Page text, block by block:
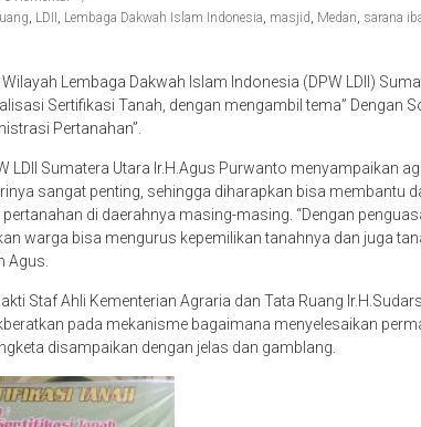
LDII Lembaga Dakwah Islam Indonesia masjid Medan sarana
Lembaga Dakwah Islam Indonesia (DPW LDII)
Sertifikasi Tanah, dengan mengambil tema” Dengan
Pertanahan”.
LDII Sumatera Utara Ir.H.Agus Purwanto menyampaikan
sangat penting, sehingga diharapkan bisa membantu
di daerahnya masing-masing. “Dengan
warga bisa mengurus kepemilikan tanahnya dan juga
Agus.
Staf Ahli Kementerian Agraria dan Tata Ruang
pada mekanisme bagaimana menyelesaikan
disampaikan dengan jelas dan gamblang.